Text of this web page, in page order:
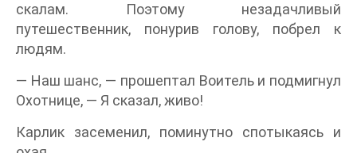
скалам. Поэтому незадачливый
путешественник, понурив голову, побрел к
людям.
— Наш шанс, — прошептал Воитель и подмигнул
Охотнице, — Я сказал, живо!
Карлик засеменил, поминутно спотыкаясь и